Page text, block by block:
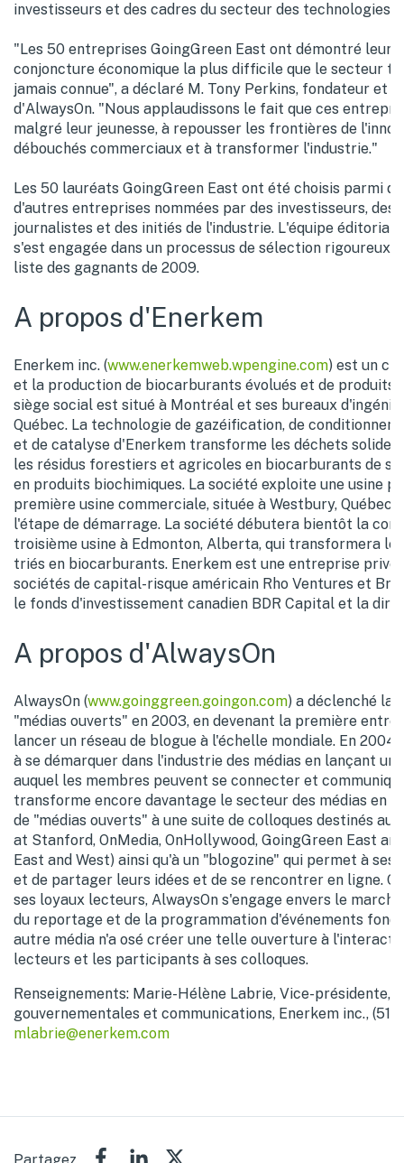
investisseurs et des cadres du secteur des technologies
"Les 50 entreprises GoingGreen East ont démontré leur
conjoncture économique la plus difficile que le secteur
jamais connue", a déclaré M. Tony Perkins, fondateur et
d'AlwaysOn. "Nous applaudissons le fait que ces
malgré leur jeunesse, à repousser les frontières de
débouchés commerciaux et à transformer l'industrie."
Les 50 lauréats GoingGreen East ont été choisis parmi
d'autres entreprises nommées par des investisseurs, des
journalistes et des initiés de l'industrie. L'équipe
s'est engagée dans un processus de sélection rigoureux
liste des gagnants de 2009.
A propos d'Enerkem
Enerkem inc. (www.enerkemweb.wpengine.com) est un
et la production de biocarburants évolués et de produits
siège social est situé à Montréal et ses bureaux
Québec. La technologie de gazéification, de
et de catalyse d'Enerkem transforme les déchets
les résidus forestiers et agricoles en biocarburants de
en produits biochimiques. La société exploite une usine
première usine commerciale, située à Westbury,
l'étape de démarrage. La société débutera bientôt la
troisième usine à Edmonton, Alberta, qui transformera
triés en biocarburants. Enerkem est une entreprise
sociétés de capital-risque américain Rho Ventures et
le fonds d'investissement canadien BDR Capital et la
A propos d'AlwaysOn
AlwaysOn (www.goinggreen.goingon.com) a déclenché la
"médias ouverts" en 2003, en devenant la première
lancer un réseau de blogue à l'échelle mondiale. En
à se démarquer dans l'industrie des médias en lançant un
auquel les membres peuvent se connecter et
transforme encore davantage le secteur des médias en
de "médias ouverts" à une suite de colloques destinés
at Stanford, OnMedia, OnHollywood, GoingGreen East
East and West) ainsi qu'à un "blogozine" qui permet à
et de partager leurs idées et de se rencontrer en ligne.
ses loyaux lecteurs, AlwaysOn s'engage envers le
du reportage et de la programmation d'événements
autre média n'a osé créer une telle ouverture à
lecteurs et les participants à ses colloques.
Renseignements: Marie-Hélène Labrie, Vice-présidente,
gouvernementales et communications, Enerkem inc.,
mlabrie@enerkem.com